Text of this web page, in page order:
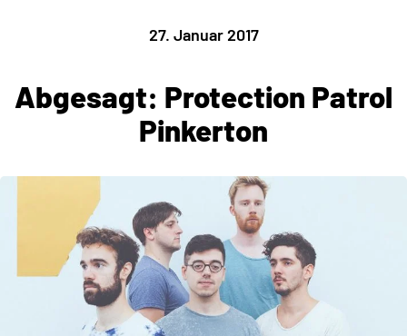
27. Januar 2017
Abgesagt: Protection Patrol
Pinkerton